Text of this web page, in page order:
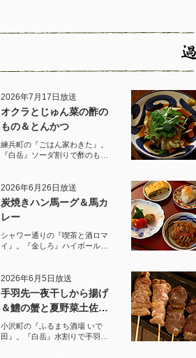
2026年7月17日放送
オクラとじゅん菜の酢の
もの＆とんかつ
練兵町の『ごはん家わきた』。
『白岳』ソーダ割りで酢のもの
2026年6月26日放送
炭焼きハン馬ーグ＆馬カ
レー
シャワー通りの『喫茶と酒ロマ
イ』。『金しろ』ハイボールで
2026年6月5日放送
手羽先一夜干しから揚げ
＆鱧の蟹と夏野菜土佐酢
ジュレがけ
小沢町の『ふるまち酒場 いで
田』。『白岳』水割りで手羽先